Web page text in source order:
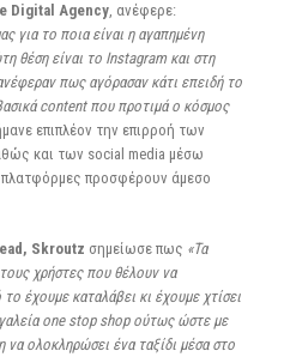
Digital Agency, ανέφερε:
για το ποια είναι η αγαπημένη
θέση είναι το Instagram και στη
πως αγόρασαν κάτι επειδή το
content που προτιμά ο κόσμος
επιπλέον την επιρροή των
και των social media μέσω
προσφέρουν άμεσο
Skroutz σημείωσε πως «Τα
χρήστες που θέλουν να
έχουμε καταλάβει κι έχουμε χτίσει
one stop shop ούτως ώστε με
ολοκληρώσει ένα ταξίδι μέσα στο